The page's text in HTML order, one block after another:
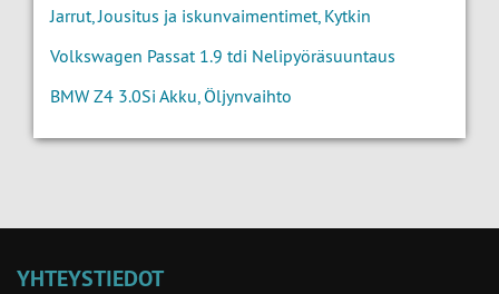
Jarrut, Jousitus ja iskunvaimentimet, Kytkin
Volkswagen Passat 1.9 tdi Nelipyöräsuuntaus
BMW Z4 3.0Si Akku, Öljynvaihto
YHTEYSTIEDOT